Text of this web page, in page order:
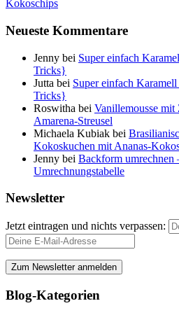
Kokoschips
Neueste Kommentare
Jenny bei Super einfach
Tricks}
Jutta bei Super einfach
Tricks}
Roswitha bei Vanillemousse mit
Amarena-Streusel
Michaela Kubiak bei
Kokoskuchen mit Ananas-
Jenny bei Backform umrechnen
Umrechnungstabelle
Newsletter
Jetzt eintragen und nichts verpassen:
Blog-Kategorien